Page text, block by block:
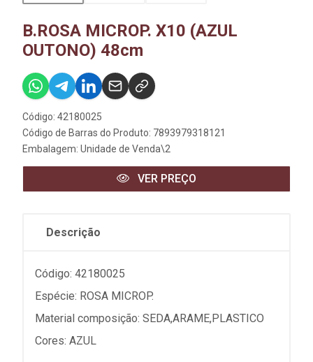
B.ROSA MICROP. X10 (AZUL
OUTONO) 48cm
Código: 42180025
Código de Barras do Produto: 7893979318121
Embalagem: Unidade de Venda\2
VER PREÇO
Descrição
Código: 42180025
Espécie: ROSA MICROP.
Material composição: SEDA,ARAME,PLASTICO
Cores: AZUL